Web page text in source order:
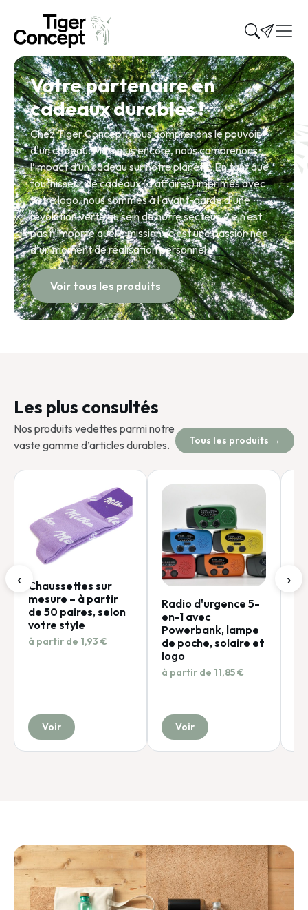
Votre partenaire en
cadeaux durables !
Chez Tiger Concept, nous comprenons le pouvoir
d'un cadeau. Mais plus encore, nous comprenons
l’impact d’un cadeau sur notre planète. En tant que
fournisseur de cadeaux (d'affaires) imprimés avec
votre logo, nous sommes à l'avant-garde d'une
révolution verte au sein de notre secteur. Ce n'est
pas n'importe quelle mission ; c'est une passion née
d'un moment de réalisation personnel.
Voir tous les produits
Les plus consultés
Nos produits vedettes parmi notre
vaste gamme d’articles durables.
Tous les produits →
Chaussettes sur
mesure – à partir
de 50 paires, selon
votre style
à partir de 1,93 €
Voir
Radio d'urgence 5-
en-1 avec
Powerbank, lampe
de poche, solaire et
logo
à partir de 11,85 €
Voir
‹ ›